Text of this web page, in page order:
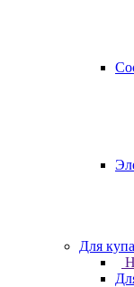
Для